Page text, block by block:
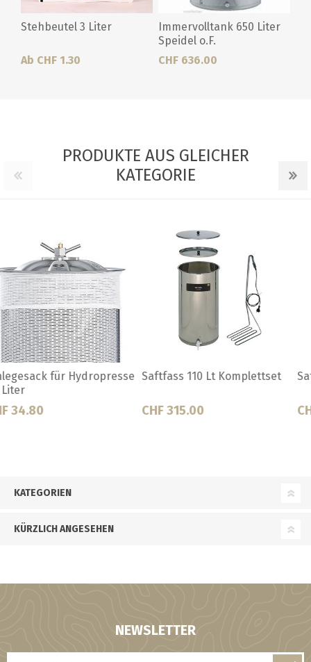
Stehbeutel 3 Liter
Ab CHF 1.30
Immervolltank 650 Liter
Speidel o.F.
CHF 636.00
PRODUKTE AUS GLEICHER
KATEGORIE
Saftfass 65 Lt Komplettset
CHF 275.00
Abfüllvorrichtung für Bag in
CHF 34.00
KATEGORIEN
KÜRZLICH ANGESEHEN
NEWSLETTER